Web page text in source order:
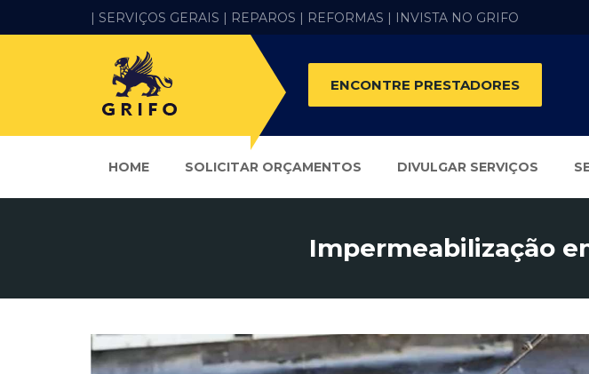
| SERVIÇOS GERAIS | REPAROS | REFORMAS | INVISTA NO GRIFO
ENCONTRE PRESTADORES
HOME SOLICITAR ORÇAMENTOS DIVULGAR SERVIÇOS
Impermeabilização